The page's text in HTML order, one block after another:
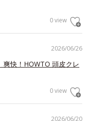
0 view
2026/06/26
爽快！HOWTO 頭皮クレ
0 view
2026/06/20